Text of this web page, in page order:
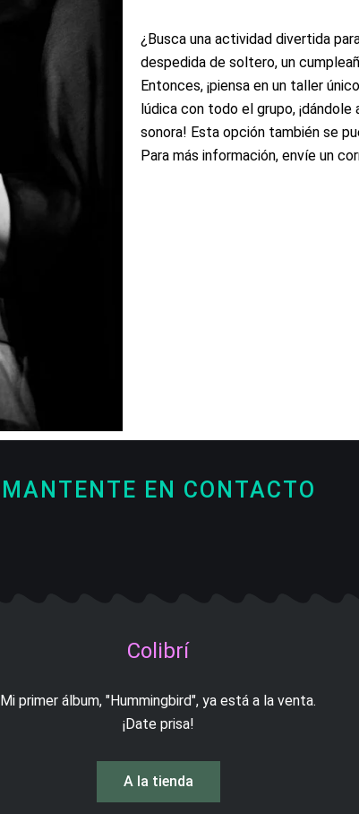
¿Busca una actividad divertida
despedida de soltero, un
Entonces, ¡piensa en un taller
lúdica con todo el grupo,
sonora! Esta opción también se
Para más información, envíe un
MANTENTE EN CONTACTO
Colibrí
Mi primer álbum, "Hummingbird", ya está a la venta.
¡Date prisa!